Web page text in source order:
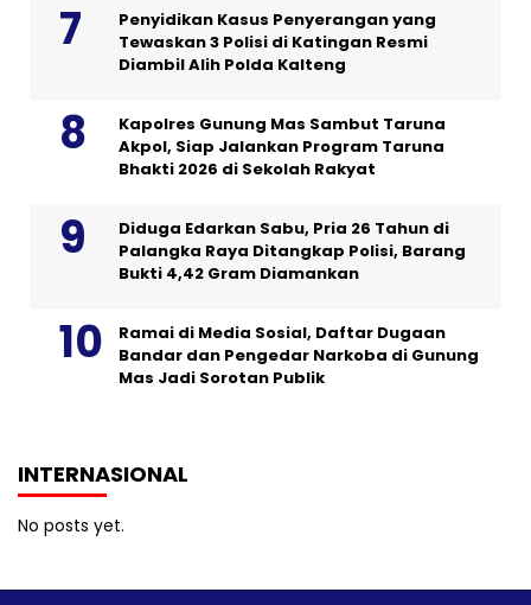
Penyidikan Kasus Penyerangan yang
Tewaskan 3 Polisi di Katingan Resmi
Diambil Alih Polda Kalteng
Kapolres Gunung Mas Sambut Taruna
Akpol, Siap Jalankan Program Taruna
Bhakti 2026 di Sekolah Rakyat
Diduga Edarkan Sabu, Pria 26 Tahun di
Palangka Raya Ditangkap Polisi, Barang
Bukti 4,42 Gram Diamankan
Ramai di Media Sosial, Daftar Dugaan
Bandar dan Pengedar Narkoba di Gunung
Mas Jadi Sorotan Publik
INTERNASIONAL
No posts yet.